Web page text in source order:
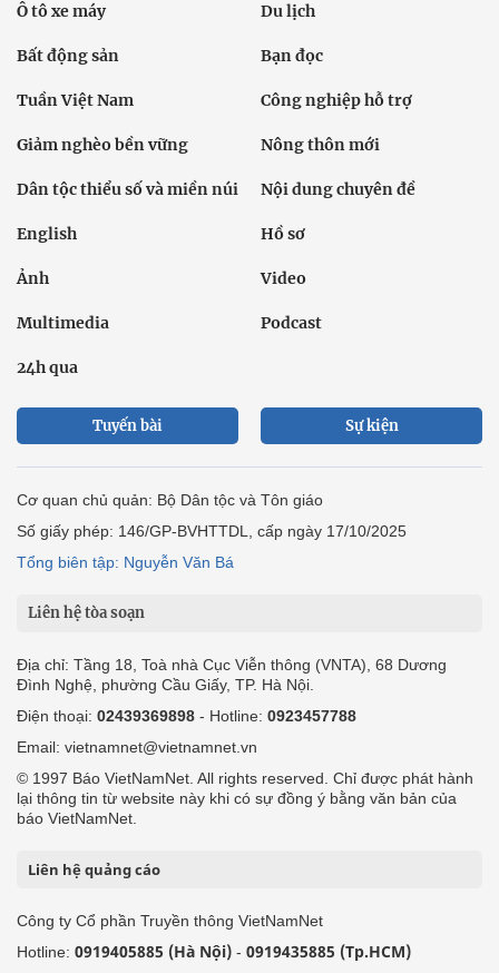
Ô tô xe máy Du lịch
Bất động sản Bạn đọc
Tuần Việt Nam Công nghiệp hỗ trợ
Giảm nghèo bền vững Nông thôn mới
Dân tộc thiểu số và miền núi Nội dung chuyên đề
English Hồ sơ
Ảnh Video
Multimedia Podcast
24h qua
Tuyến bài Sự kiện
Cơ quan chủ quản: Bộ Dân tộc và Tôn giáo
Số giấy phép: 146/GP-BVHTTDL, cấp ngày 17/10/2025
Tổng biên tập: Nguyễn Văn Bá
Liên hệ tòa soạn
Địa chỉ: Tầng 18, Toà nhà Cục Viễn thông (VNTA), 68 Dương
Đình Nghệ, phường Cầu Giấy, TP. Hà Nội.
Điện thoại: 02439369898 - Hotline: 0923457788
Email: vietnamnet@vietnamnet.vn
© 1997 Báo VietNamNet. All rights reserved. Chỉ được phát hành
lại thông tin từ website này khi có sự đồng ý bằng văn bản của
báo VietNamNet.
Liên hệ quảng cáo
Công ty Cổ phần Truyền thông VietNamNet
Hotline: 0919405885 (Hà Nội) - 0919435885 (Tp.HCM)